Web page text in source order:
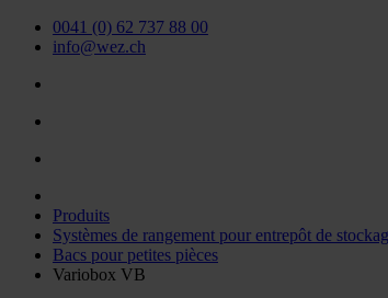
0041 (0) 62 737 88 00
info@wez.ch
Produits
Systèmes de rangement pour entrepôt de
Bacs pour petites pièces
Variobox VB